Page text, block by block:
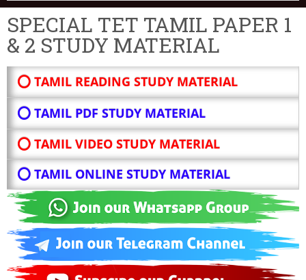
SPECIAL TET TAMIL PAPER 1
& 2 STUDY MATERIAL
⭕ TAMIL READING STUDY MATERIAL
⭕ TAMIL PDF STUDY MATERIAL
⭕ TAMIL VIDEO STUDY MATERIAL
⭕ TAMIL ONLINE STUDY MATERIAL